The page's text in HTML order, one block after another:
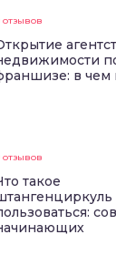
отзывов
в чем
отзывов
такое